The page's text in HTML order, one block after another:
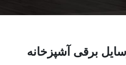
برقی آشپزخانه